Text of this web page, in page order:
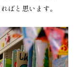
ばと思います。